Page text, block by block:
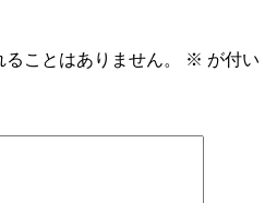
ことはありません。 ※ が付い